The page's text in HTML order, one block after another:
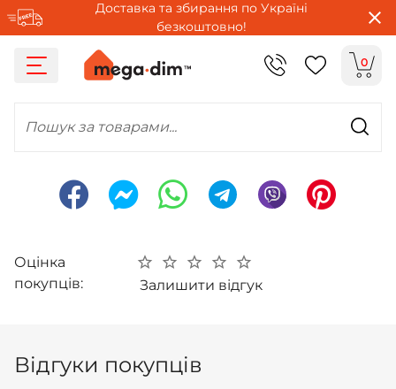
Доставка та збирання по Україні
безкоштовно!
0
Пошук за товарами...
Оцінка
покупців:
Залишити відгук
Відгуки покупців